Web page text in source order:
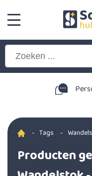
- Tags -
Producten